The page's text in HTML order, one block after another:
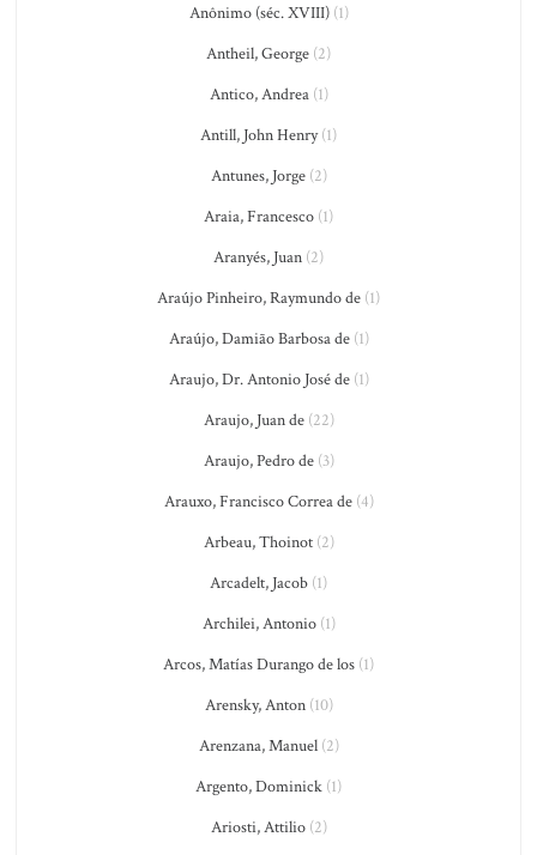
Anônimo (séc. XVIII)(1)
Antheil, George (2)
Antico, Andrea(1)
Antill, John Henry(1)
Antunes, Jorge(2)
Araia, Francesco (1)
Aranyés, Juan (2)
Araújo Pinheiro, Raymundo de (1)
Araújo, Damião Barbosa de(1)
Araujo, Dr. Antonio José de(1)
Araujo, Juan de(22)
Araujo, Pedro de(3)
Arauxo, Francisco Correa de(4)
Arbeau, Thoinot(2)
Arcadelt, Jacob (1)
Archilei, Antonio(1)
Arcos, Matías Durango de los (1)
Arensky, Anton(10)
Arenzana, Manuel(2)
Argento, Dominick (1)
Ariosti, Attilio(2)